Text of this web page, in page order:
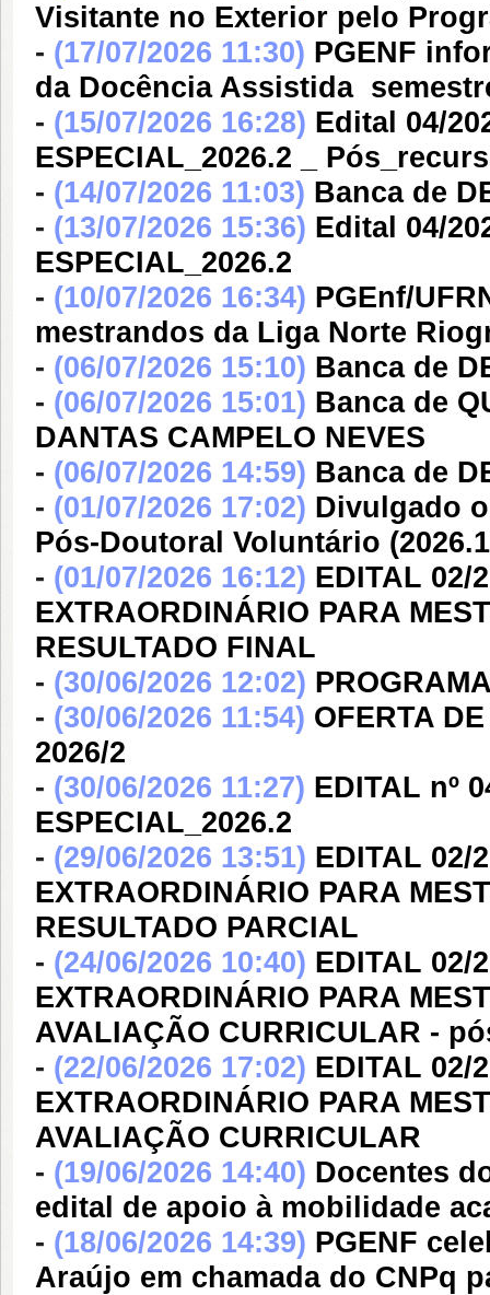
Visitante no Exterior pelo
- (17/07/2026 11:30) PGENF
da Docência Assistida 
- (15/07/2026 16:28) Edital 04/
ESPECIAL_2026.2 _
- (14/07/2026 11:03) Banca de
- (13/07/2026 15:36) Edital 04/
ESPECIAL_2026.2
- (10/07/2026 16:34) PGEnf/
mestrandos da Liga Norte
- (06/07/2026 15:10) Banca de
- (06/07/2026 15:01) Banca de
DANTAS CAMPELO NEVES
- (06/07/2026 14:59) Banca de
- (01/07/2026 17:02) Divulgado
Pós-Doutoral Voluntário
- (01/07/2026 16:12) EDITAL 02/
EXTRAORDINÁRIO PARA
RESULTADO FINAL
- (30/06/2026 12:02)
- (30/06/2026 11:54) OFERTA
2026/2
- (30/06/2026 11:27) EDITAL nº
ESPECIAL_2026.2
- (29/06/2026 13:51) EDITAL 02/
EXTRAORDINÁRIO PARA
RESULTADO PARCIAL
- (24/06/2026 10:40) EDITAL 02/
EXTRAORDINÁRIO PARA
AVALIAÇÃO CURRICULAR -
- (22/06/2026 17:02) EDITAL 02/
EXTRAORDINÁRIO PARA
AVALIAÇÃO CURRICULAR
- (19/06/2026 14:40) Docentes
edital de apoio à mobilidade
- (18/06/2026 14:39) PGENF
Araújo em chamada do CNPq